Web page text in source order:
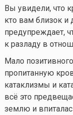
Вы увидели, что
кто вам близок и
предупреждает,
к разладу в
Мало
пропитанную
катаклизмы и
всё это
землю и